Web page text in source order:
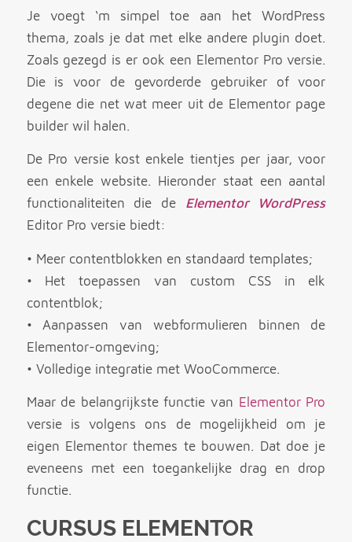
Je voegt ‘m simpel toe aan het WordPress
thema, zoals je dat met elke andere plugin doet.
Zoals gezegd is er ook een Elementor Pro versie.
Die is voor de gevorderde gebruiker of voor
degene die net wat meer uit de Elementor page
builder wil halen.
De Pro versie kost enkele tientjes per jaar, voor
een enkele website. Hieronder staat een aantal
functionaliteiten die de Elementor WordPress
Editor Pro versie biedt:
• Meer contentblokken en standaard templates;
• Het toepassen van custom CSS in elk
contentblok;
• Aanpassen van webformulieren binnen de
Elementor-omgeving;
• Volledige integratie met WooCommerce.
Maar de belangrijkste functie van Elementor Pro
versie is volgens ons de mogelijkheid om je
eigen Elementor themes te bouwen. Dat doe je
eveneens met een toegankelijke drag en drop
functie.
CURSUS ELEMENTOR